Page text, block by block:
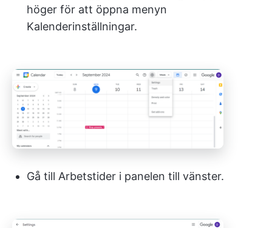
höger för att öppna menyn
Kalenderinställningar.
Gå till Arbetstider i panelen till vänster.